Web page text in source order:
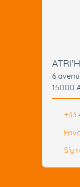
6
15000
+33
S'y